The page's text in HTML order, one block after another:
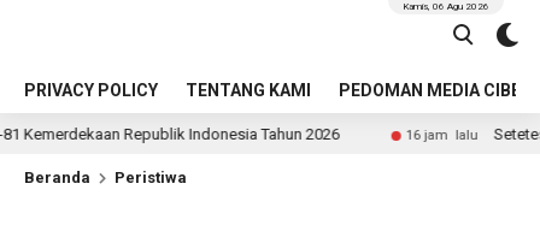
PRIVACY POLICY TENTANG KAMI PEDOMAN MEDIA CIBER
Kamis, 06 Agu 2026
Indonesia Tahun 2026 16 jam lalu Setetes Darah Sejuta
Beranda Peristiwa